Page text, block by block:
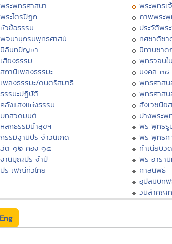
พระพุทธศาสนา
พระไตรปิฏก
หัวข้อธรรม
พจนานุกรมพุทธศาสน์
มิลินทปัญหา
เสียงธรรม
สถานีเพลงธรรมะ
เพลงธรรมะ/ดนตรีสมาธิ
ธรรมะปฏิบัติ
คลังแสงแห่งธรรม
บทสวดมนต์
หลักธรรมนำสุขฯ
กรรมฐานประจำวันเกิด
ฮีต ๑๒ คอง ๑๔
งานบุญประจำปี
ประเพณีทั่วไทย
พระพุทธเ
ภาพพระพุ
ประวัติพร
ทศชาติชา
นิทานชาด
พุทธวจนใ
มงคล ๓๘
พุทธศาส
พุทธศาส
สังเวชนีย
ปางพระพุ
พระพุทธ
พระพุทธศ
ทำเนียบวั
พระอารา
ศาสนพิธี
อุปสมบท
วันสำคัญท
Eng